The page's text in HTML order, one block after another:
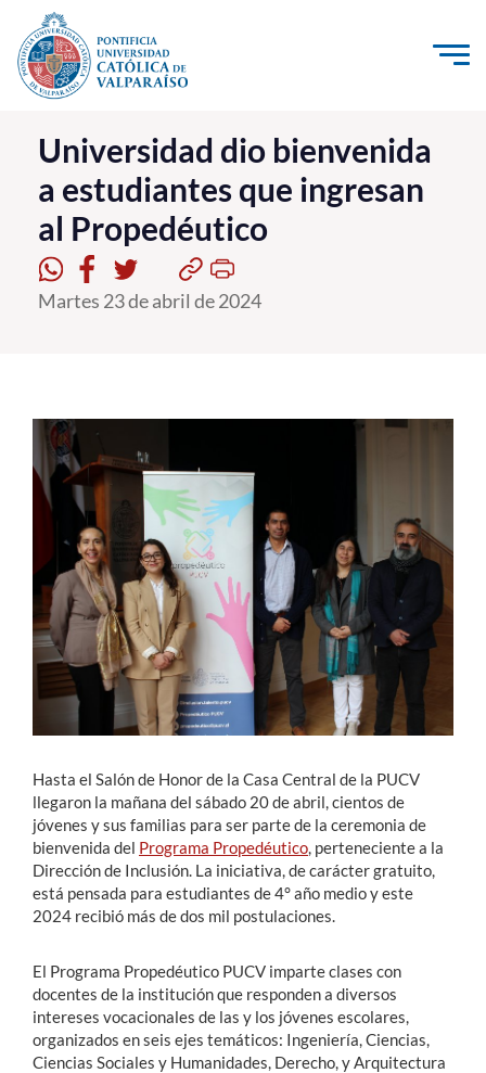
Click acá para ir directamente al contenido
La Universidad
Investigación, Creación e Innovación
PUCV Internacional
Vinculación con el Medio
Postgrado
Formación Continua
Estudiantes
Académicos
Funcionarios
Alumni
Universidad dio bienvenida
a estudiantes que ingresan
al Propedéutico
Martes 23 de abril de 2024
Hasta el Salón de Honor de la Casa Central de la PUCV
llegaron la mañana del sábado 20 de abril, cientos de
jóvenes y sus familias para ser parte de la ceremonia de
bienvenida del Programa Propedéutico , perteneciente a la
Dirección de Inclusión. La iniciativa, de carácter gratuito,
está pensada para estudiantes de 4° año medio y este
2024 recibió más de dos mil postulaciones.
El Programa Propedéutico PUCV imparte clases con
docentes de la institución que responden a diversos
intereses vocacionales de las y los jóvenes escolares,
organizados en seis ejes temáticos: Ingeniería, Ciencias,
Ciencias Sociales y Humanidades, Derecho, y Arquitectura